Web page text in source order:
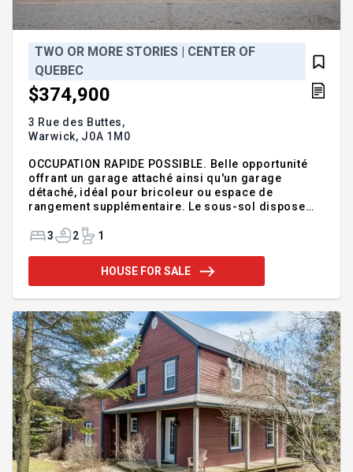
TWO OR MORE STORIES | CENTER OF
QUEBEC
$374,900
3 Rue des Buttes,
Warwick, J0A 1M0
OCCUPATION RAPIDE POSSIBLE. Belle opportunité
offrant un garage attaché ainsi qu'un garage
détaché, idéal pour bricoleur ou espace de
rangement supplémentaire. Le sous-sol dispose
une chambre à bois et une chambre froide. La
et 2 chambres à l'étage, avec possibilité
d'aménager une 4e chambre au sous-sol selon vos
possibilités d'aménagement. Terrain d'environ 20
111 pi2 avec vue partielle sur le
3 2 1
HOUSE FOR SALE